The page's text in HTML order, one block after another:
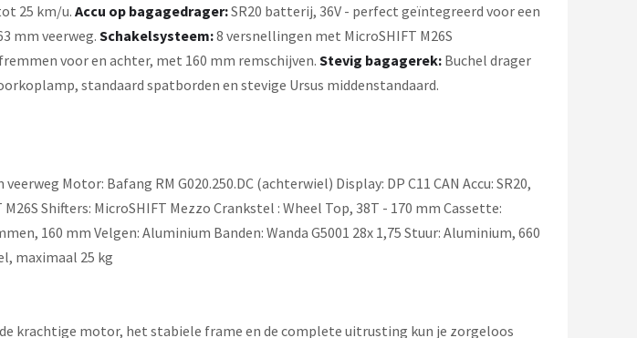
25 km/u.Accu op bagagedrager:SR20 batterij, 36V - perfect geïntegreerd voor een
mm veerweg.Schakelsysteem:8 versnellingen met MicroSHIFT M26S
voor en achter, met 160 mm remschijven. Stevig bagagerek: Buchel drager
standaard spatborden en stevige Ursus middenstandaard.
Motor: Bafang RM G020.250.DC (achterwiel) Display: DP C11 CAN Accu: SR20,
Shifters: MicroSHIFT Mezzo Crankstel : Wheel Top, 38T - 170 mm Cassette:
160 mm Velgen: Aluminium Banden: Wanda G5001 28x 1,75 Stuur: Aluminium, 660
maximaal 25 kg
krachtige motor, het stabiele frame en de complete uitrusting kun je zorgeloos